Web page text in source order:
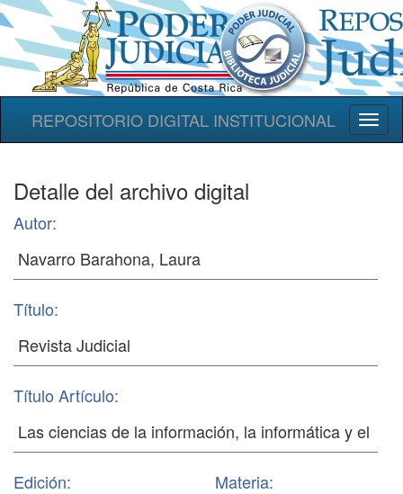
REPOSITORIO DIGITAL INSTITUCIONAL
Detalle del archivo digital
Autor:
Título:
Título Artículo:
Edición: Materia: